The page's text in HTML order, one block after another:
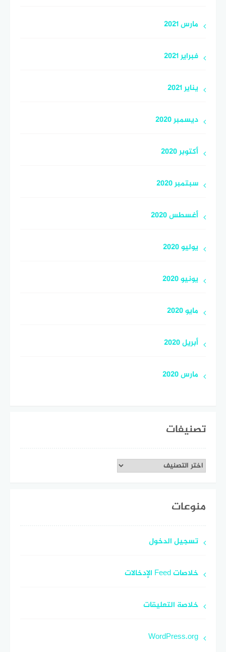
مارس 2021
فبراير 2021
يناير 2021
ديسمبر 2020
أكتوبر 2020
سبتمبر 2020
أغسطس 2020
يوليو 2020
يونيو 2020
مايو 2020
أبريل 2020
مارس 2020
تصنيفات
تصنيفات
منوعات
تسجيل الدخول
خلاصات Feed الإدخالات
خلاصة التعليقات
WordPress.org